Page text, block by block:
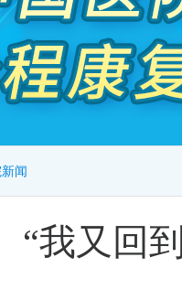
闻
“我又回